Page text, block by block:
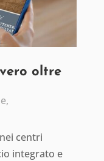
oltre
,
centri
integrato e